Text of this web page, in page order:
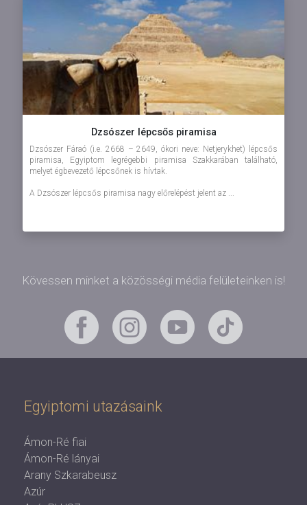
Dzsószer lépcsős piramisa
Dzsószer Fáraó (i.e. 2668 – 2649, ókori neve: Netjerykhet) lépcsős
piramisa, Egyiptom legrégebbi piramisa Szakkarában található,
melyet égbevezető lépcsőnek is hívtak.
A Dzsószer lépcsős piramisa nagy előrelépést jelent az ...
Kövessen minket a közösségi média felületeinken is!
Egyiptomi utazásaink
Ámon-Ré fiai
Ámon-Ré lányai
Arany Szkarabeusz
Azúr